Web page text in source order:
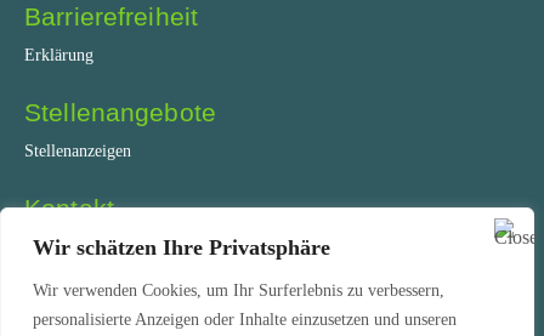
Wir schätzen Ihre Privatsphäre
Wir verwenden Cookies, um Ihr Surferlebnis zu verbessern,
personalisierte Anzeigen oder Inhalte einzusetzen und unseren
Barrierefreiheit
Erklärung
Stellenangebote
Stellenanzeigen
Kontakt
Coesfelder Straße 75
Tel.: +49 209 51 30 260
Fax: +49 209 51 30 26 15